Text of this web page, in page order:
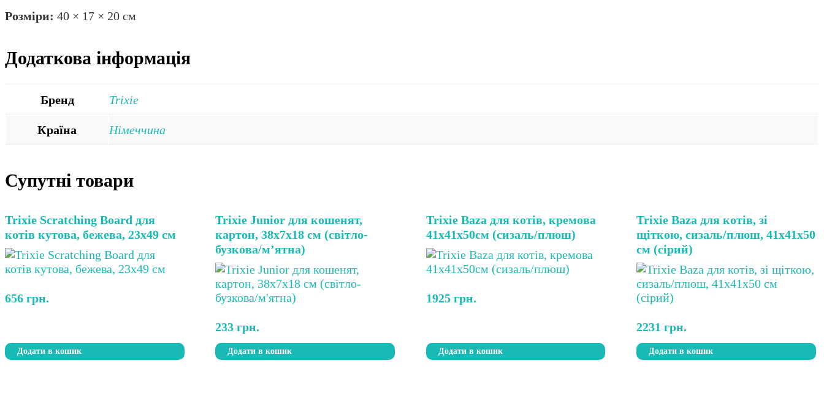
Розміри: 40 × 17 × 20 см
Додаткова інформація
Бренд Trixie
Країна Німеччина
Супутні товари
Trixie Scratching Board для
котів кутова, бежева, 23х49 см
656 грн.
Додати в кошик
Trixie Junior для кошенят,
картон, 38х7х18 cм (світло-
бузкова/м’ятна)
233грн.
Додати в кошик
Trixie Baza для котів, кремова
41х41х50см (сизаль/плюш)
1925 грн.
Додати в кошик
Trixie Baza для котів, зі
щіткою, сизаль/плюш, 41х41х50
см (сірий)
2231 грн.
Додати в кошик